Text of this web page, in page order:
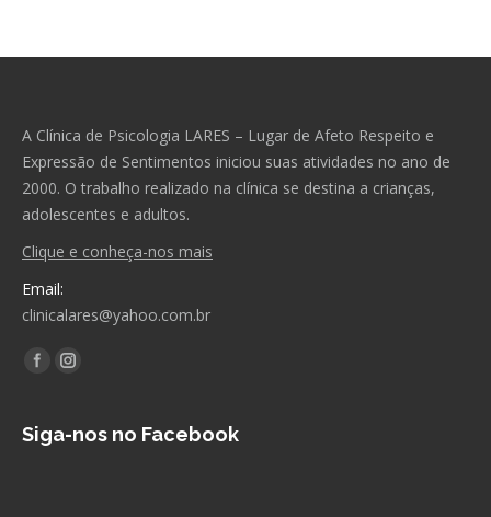
A Clínica de Psicologia LARES – Lugar de Afeto Respeito e
Expressão de Sentimentos iniciou suas atividades no ano de
2000. O trabalho realizado na clínica se destina a crianças,
adolescentes e adultos.
Clique e conheça-nos mais
Email:
clinicalares@yahoo.com.br
Encontre-nos em:
FacebookInstagram
Siga-nos no Facebook